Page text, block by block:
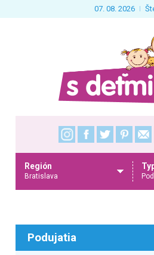
07. 08. 2026
Región
Bratislava
Podujatia